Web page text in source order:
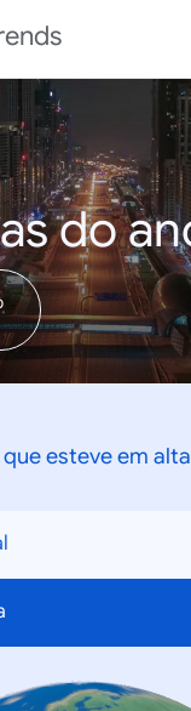
do
que esteve em